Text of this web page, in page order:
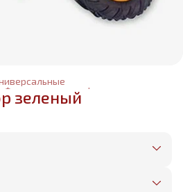
Фольгированные фигуры
зеленый
в пределах КАД